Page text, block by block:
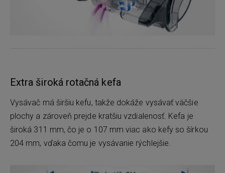
Extra široká rotačná kefa
Vysávač má širšiu kefu, takže dokáže vysávať väčšie
plochy a zároveň prejde kratšiu vzdialenosť. Kefa je
široká 311 mm, čo je o 107 mm viac ako kefy so šírkou
204 mm, vďaka čomu je vysávanie rýchlejšie.